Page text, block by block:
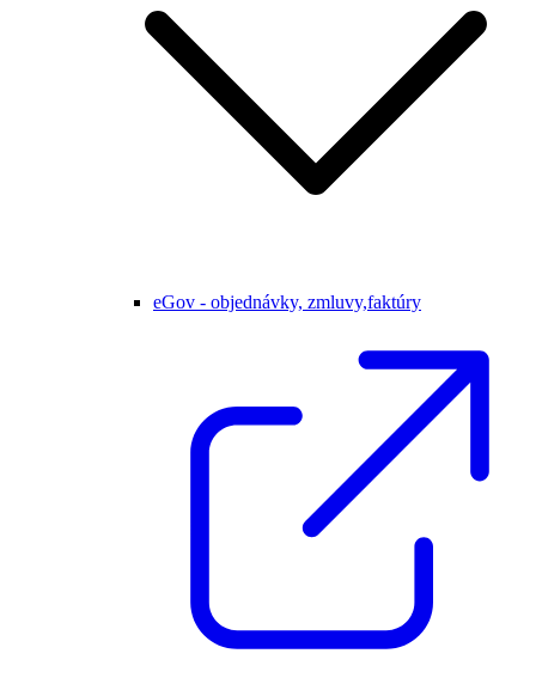
eGov - objednávky, zmluvy,faktúry